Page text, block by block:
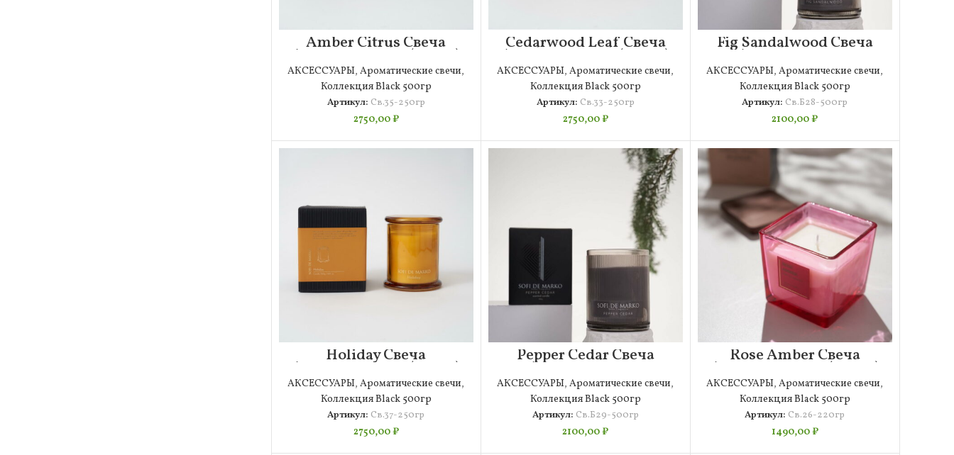
Amber Citrus Свеча
Ароматическая (250гр)
АКСЕССУАРЫ,Ароматические свечи,
Коллекция Black 500гр
Артикул: Св.35-250гр
2750,00₽
Cedarwood Leaf Свеча
Ароматическая (250гр)
АКСЕССУАРЫ,Ароматические свечи,
Коллекция Black 500гр
Артикул: Св.33-250гр
2750,00₽
Fig Sandalwood Свеча
Ароматическая
Большая (500гр)
АКСЕССУАРЫ,Ароматические свечи,
Коллекция Black 500гр
Артикул: Св.Б28-500гр
2100,00₽
Holiday Свеча
Ароматическая (250гр)
АКСЕССУАРЫ,Ароматические свечи,
Коллекция Black 500гр
Артикул: Св.37-250гр
2750,00₽
Pepper Сedar Свеча
Ароматическая
Большая (500гр)
АКСЕССУАРЫ,Ароматические свечи,
Коллекция Black 500гр
Артикул: Св.Б29-500гр
2100,00₽
Rose Amber Свеча
Ароматическая (220гр)
АКСЕССУАРЫ,Ароматические свечи,
Коллекция Black 500гр
Артикул: Св.26-220гр
1490,00₽